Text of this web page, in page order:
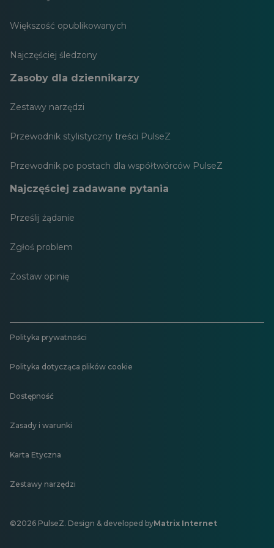
Większość opublikowanych
Najczęściej śledzony
Zasoby dla dziennikarzy
Zestawy narzędzi
Przewodnik stylistyczny treści PulseZ
Przewodnik po postach dla współtwórców PulseZ
Najczęściej zadawane pytania
Prześlij żądanie
Zgłoś problem
Zostaw opinię
Polityka prywatności
Polityka dotycząca plików cookie
Dostępność
Zasady i warunki
Karta Etyczna
Zestawy narzędzi
©2026 PulseZ. Design & developed byMatrix Internet
Otwiera